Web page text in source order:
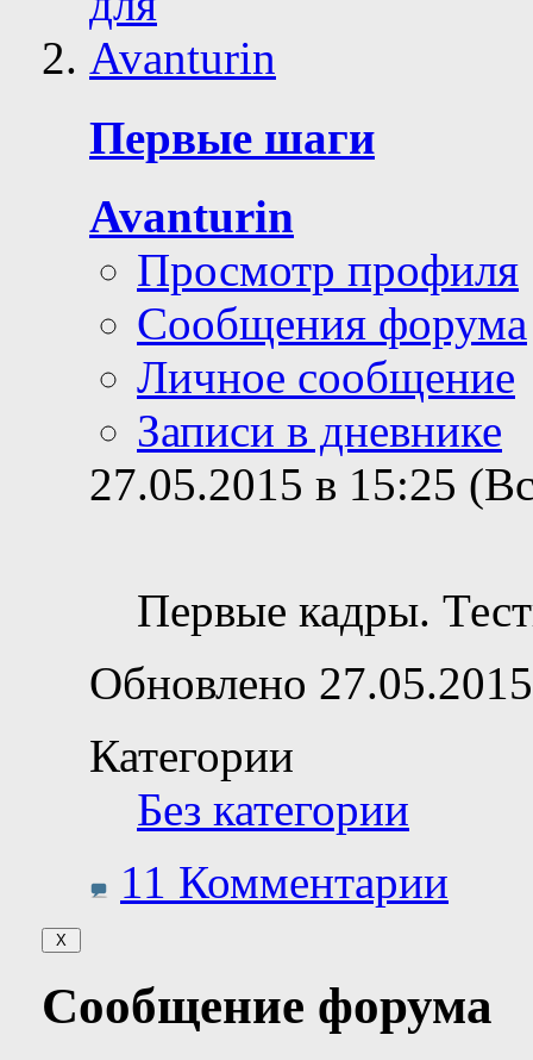
Первые шаги
Avanturin
Просмотр профиля
Сообщения форума
Личное сообщение
Записи в дневнике
27.05.2015 в 15:25
Первые кадры.
Обновлено
Категории
Без категории
11 Комментарии
Сообщение форума